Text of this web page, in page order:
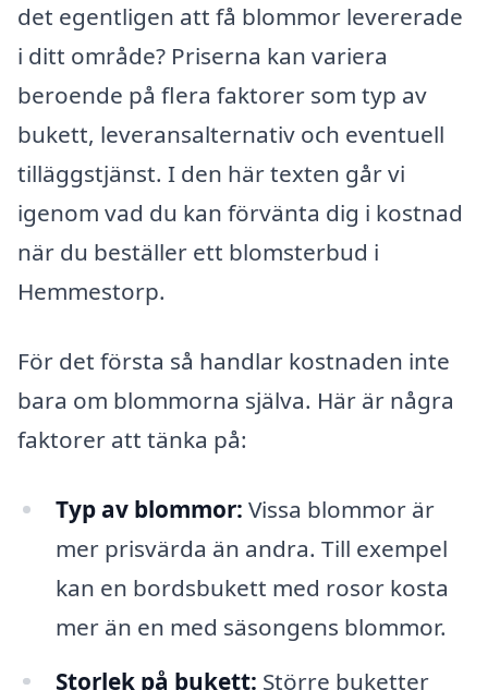
det egentligen att få blommor levererade
i ditt område? Priserna kan variera
beroende på flera faktorer som typ av
bukett, leveransalternativ och eventuell
tilläggstjänst. I den här texten går vi
igenom vad du kan förvänta dig i kostnad
när du beställer ett blomsterbud i
Hemmestorp.
För det första så handlar kostnaden inte
bara om blommorna själva. Här är några
faktorer att tänka på:
Typ av blommor: Vissa blommor är
mer prisvärda än andra. Till exempel
kan en bordsbukett med rosor kosta
mer än en med säsongens blommor.
Storlek på bukett: Större buketter